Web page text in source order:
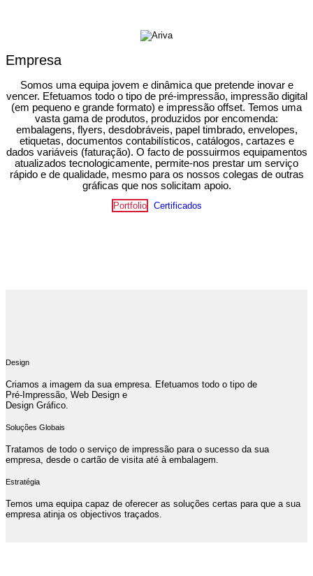
Empresa
Somos uma equipa jovem e dinâmica que pretende inovar e
vencer. Efetuamos todo o tipo de pré-impressão, impressão digital
(em pequeno e grande formato) e impressão offset. Temos uma
vasta gama de produtos, produzidos por encomenda:
embalagens, flyers, desdobráveis, papel timbrado, envelopes,
etiquetas, documentos contabilísticos, catálogos, cartazes e
dados variáveis (faturação). O facto de possuirmos equipamentos
atualizados tecnologicamente, permite-nos prestar um serviço
rápido e de qualidade, mesmo para os nossos colegas de outras
gráficas que nos solicitam apoio.
Portfolio Certificados
Design
Criamos a imagem da sua empresa. Efetuamos todo o tipo de
Pré-Impressão, Web Design e
Design Gráfico.
Soluções Globais
Tratamos de todo o serviço de impressão para o sucesso da sua
empresa, desde o cartão de visita até à embalagem.
Estratégia
Temos uma equipa capaz de oferecer as soluções certas para que a sua
empresa atinja os objectivos traçados.